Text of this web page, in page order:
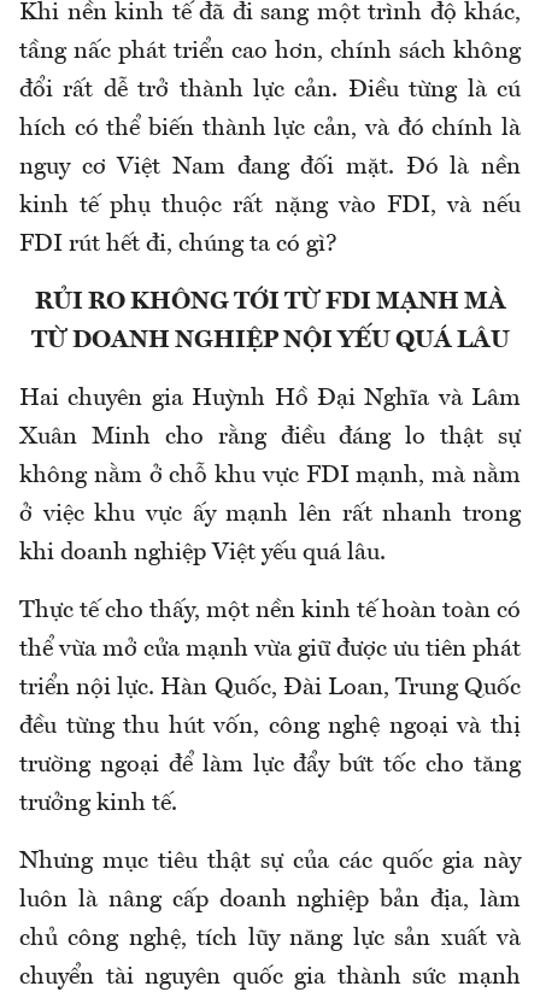
Khi nền kinh tế đã đi sang một trình độ khác,
tầng nấc phát triển cao hơn, chính sách không
đổi rất dễ trở thành lực cản. Điều từng là cú
hích có thể biến thành lực cản, và đó chính là
nguy cơ Việt Nam đang đối mặt. Đó là nền
kinh tế phụ thuộc rất nặng vào FDI, và nếu
FDI rút hết đi, chúng ta có gì?
RỦI RO KHÔNG TỚI TỪ FDI MẠNH MÀ
TỪ DOANH NGHIỆP NỘI YẾU QUÁ LÂU
Hai chuyên gia Huỳnh Hồ Đại Nghĩa và Lâm
Xuân Minh cho rằng điều đáng lo thật sự
không nằm ở chỗ khu vực FDI mạnh,mà nằm
ở việckhu vực ấy mạnh lên rất nhanh trong
khi doanh nghiệp Việt yếu quá lâu.
Thực tế cho thấy, một nền kinh tế hoàn toàn có
thể vừa mở cửa mạnh vừa giữ được ưu tiên phát
triển nội lực. Hàn Quốc, Đài Loan, Trung Quốc
đều từng thu hút vốn, công nghệ ngoại và thị
trường ngoại để làm lực đẩy bứt tốc cho tăng
trưởng kinh tế.
Nhưng mục tiêu thật sự của các quốc gia này
luôn là nâng cấp doanh nghiệp bản địa, làm
chủ công nghệ, tích lũy năng lực sản xuất và
chuyển tài nguyên quốc gia thành sức mạnh